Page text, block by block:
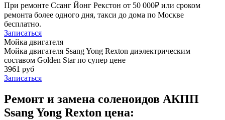
При ремонте Ссанг Йонг Рекстон от 50 000₽ или сроком
ремонта более одного дня, такси до дома по Москве
бесплатно.
Записаться
Мойка двигателя
Мойка двигателя Ssang Yong Rexton диэлектрическим
составом Golden Star по супер цене
3961 руб
Записаться
Ремонт и замена соленоидов АКПП
Ssang Yong Rexton цена: